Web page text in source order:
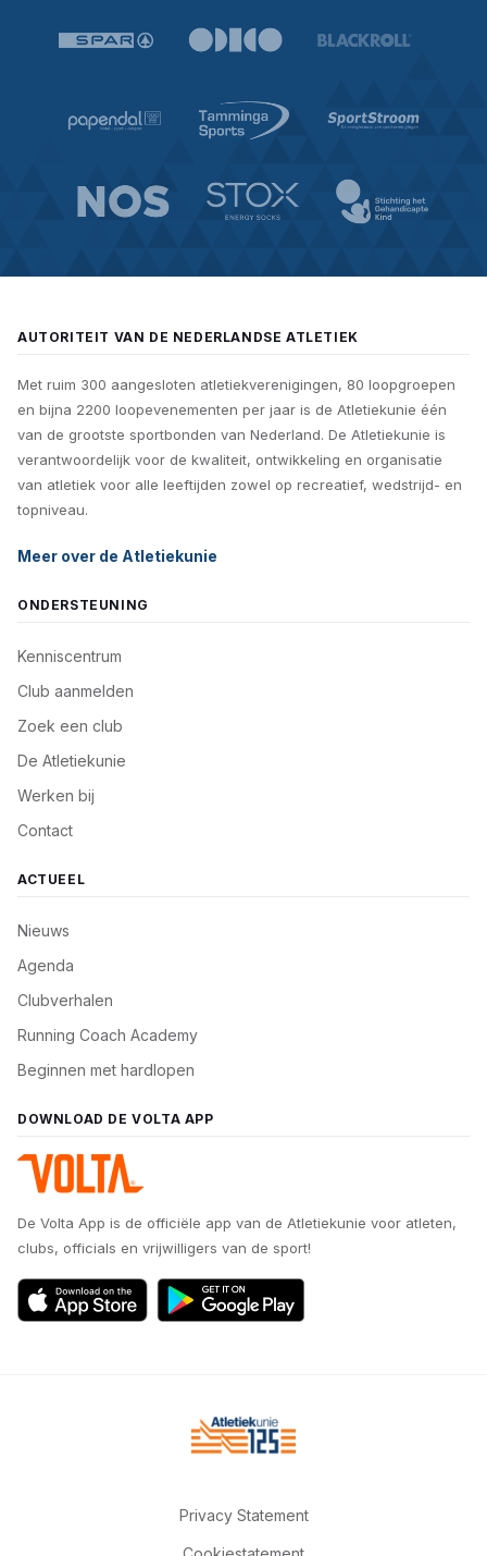
AUTORITEIT VAN DE NEDERLANDSE ATLETIEK
Met ruim 300 aangesloten atletiekverenigingen, 80 loopgroepen
en bijna 2200 loopevenementen per jaar is de Atletiekunie één
van de grootste sportbonden van Nederland. De Atletiekunie is
verantwoordelijk voor de kwaliteit, ontwikkeling en organisatie
van atletiek voor alle leeftijden zowel op recreatief, wedstrijd- en
topniveau.
Meer over de Atletiekunie
ONDERSTEUNING
Kenniscentrum
Club aanmelden
Zoek een club
De Atletiekunie
Werken bij
Contact
ACTUEEL
Nieuws
Agenda
Clubverhalen
Running Coach Academy
Beginnen met hardlopen
DOWNLOAD DE VOLTA APP
De Volta App is de officiële app van de Atletiekunie voor atleten,
clubs, officials en vrijwilligers van de sport!
Privacy Statement